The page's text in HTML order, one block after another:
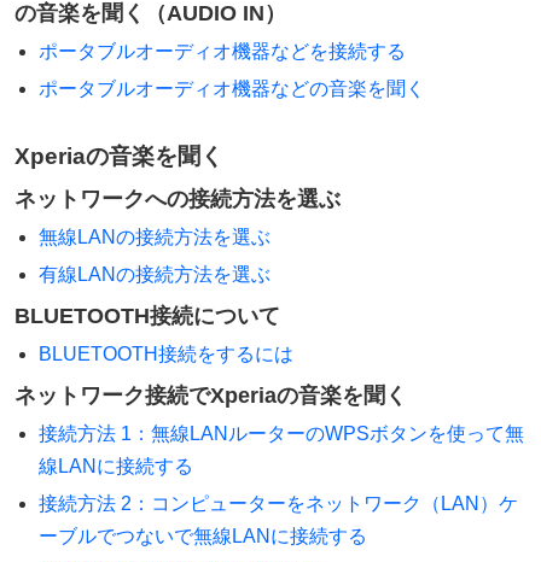
の音楽を聞く（AUDIO IN）
ポータブルオーディオ機器などを接続する
ポータブルオーディオ機器などの音楽を聞く
Xperiaの音楽を聞く
ネットワークへの接続方法を選ぶ
無線LANの接続方法を選ぶ
有線LANの接続方法を選ぶ
BLUETOOTH接続について
BLUETOOTH接続をするには
ネットワーク接続でXperiaの音楽を聞く
接続方法 1：無線LANルーターのWPSボタンを使って無
線LANに接続する
接続方法 2：コンピューターをネットワーク（LAN）ケ
ーブルでつないで無線LANに接続する